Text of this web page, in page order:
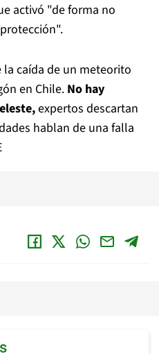
activó "de forma no
la caída de un meteorito
en Chile. No hay
expertos descartan
hablan de una falla